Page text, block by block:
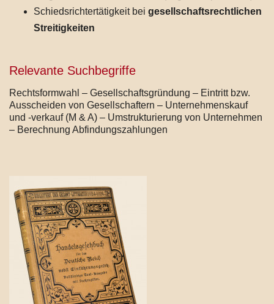
Schiedsrichtertätigkeit bei gesellschaftsrechtlichen
Streitigkeiten
Relevante Suchbegriffe
Rechtsformwahl – Gesellschaftsgründung – Eintritt bzw.
Ausscheiden von Gesellschaftern – Unternehmenskauf
und -verkauf (M & A) – Umstrukturierung von Unternehmen
– Berechnung Abfindungszahlungen